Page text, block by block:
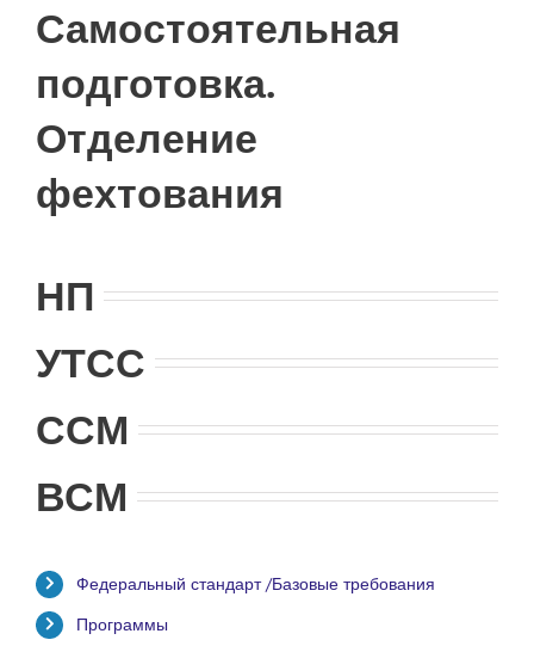
Самостоятельная
подготовка.
Отделение
фехтования
НП
УТСС
ССМ
ВСМ
Федеральный стандарт /Базовые требования
Программы